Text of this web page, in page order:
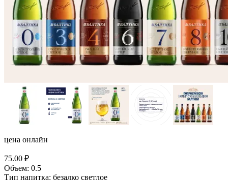
цена онлайн
75.00 ₽
Объем: 0.5
Тип напитка: безалко светлое